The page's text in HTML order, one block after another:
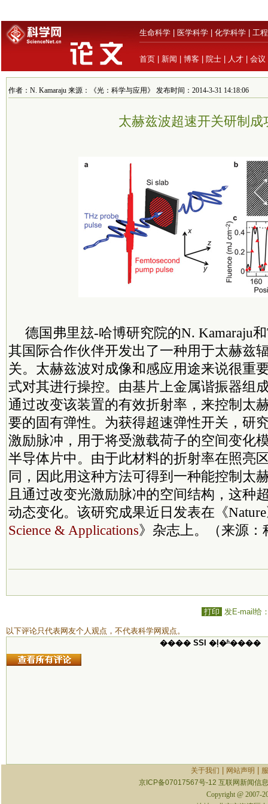
生命科学 医学科学 化学科学 工
首页 新闻 博客 院士 人才 会议
作者：N. Kamaraju 来源：《光：科学与应用》 发布时间：2014-3-31 14:18:06
太赫兹波超速开关研制成
德国弗里玆-哈博研究院的N. Kamaraju
其国际合作伙伴开发出了一种用于太赫兹
关。太赫兹波对成像和感应用途来说很重
式对其进行操控。由基片上金属谐振器组
通过改变该装置的有效折射率，来控制太
要的固有弹性。为获得超速弹性开关，研
激励脉冲，用于将受激载荷子的空间变化
半导体片中。由于此材料的折射率在照亮
同，因此用这种方法可得到一种能控制太
且通过改变光激励脉冲的空间结构，这种
动态变化。该研究成果近日发表在《
Science & Applications》杂志上。（来源：
打印 发E-mail给
以下评论只代表网友个人观点，不代表科学网观点。
���� SSI �ļ�ʱ����
关于我们 网站声明
京ICP备07017567号-12 互联网新闻信
Copyright @ 2007-